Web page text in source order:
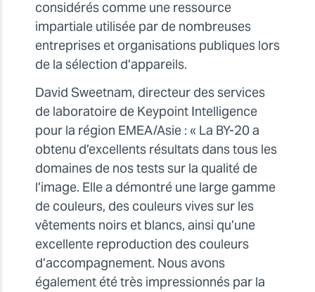
considérés comme une ressource
impartiale utilisée par de nombreuses
entreprises et organisations publiques lors
de la sélection d’appareils.
David Sweetnam, directeur des services
de laboratoire de Keypoint Intelligence
pour la région EMEA/Asie : « La BY-20 a
obtenu d’excellents résultats dans tous les
domaines de nos tests sur la qualité de
l’image. Elle a démontré une large gamme
de couleurs, des couleurs vives sur les
vêtements noirs et blancs, ainsi qu’une
excellente reproduction des couleurs
d’accompagnement. Nous avons
également été très impressionnés par la